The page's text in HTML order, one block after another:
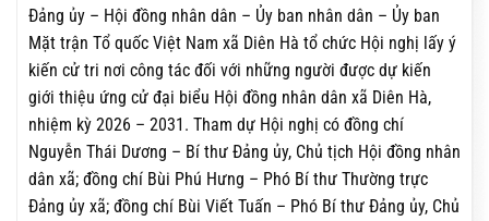
Đảng ủy – Hội đồng nhân dân – Ủy ban nhân dân – Ủy ban
Mặt trận Tổ quốc Việt Nam xã Diên Hà tổ chức Hội nghị lấy ý
kiến cử tri nơi công tác đối với những người được dự kiến
giới thiệu ứng cử đại biểu Hội đồng nhân dân xã Diên Hà,
nhiệm kỳ 2026 – 2031. Tham dự Hội nghị có đồng chí
Nguyễn Thái Dương – Bí thư Đảng ủy, Chủ tịch Hội đồng nhân
dân xã; đồng chí Bùi Phú Hưng – Phó Bí thư Thường trực
Đảng ủy xã; đồng chí Bùi Viết Tuấn – Phó Bí thư Đảng ủy, Chủ